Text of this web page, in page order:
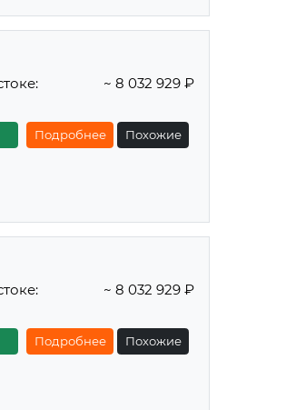
~ 8 032 929 ₽
Подробнее Похожие
~ 8 032 929 ₽
Подробнее Похожие